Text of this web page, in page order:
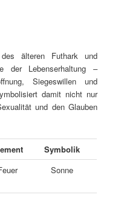
älteren Futhark und
der Lebenserhaltung –
Siegeswillen und
damit nicht nur
und den Glauben
Symbolik
Sonne